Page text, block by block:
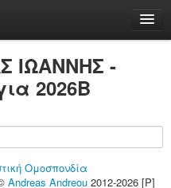
ΙΩΑΝΝΗΣ -
2026B
Ομοσπονδία
Andreas Andreou 2012-2026 [P]